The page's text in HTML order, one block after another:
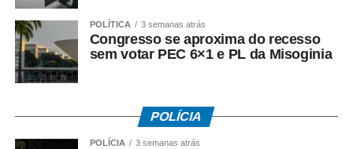
POLÍTICA 3 semanas atrás
Congresso se aproxima do recesso
sem votar PEC 6×1 e PL da Misoginia
POLÍCIA
POLÍCIA 3 semanas atrás